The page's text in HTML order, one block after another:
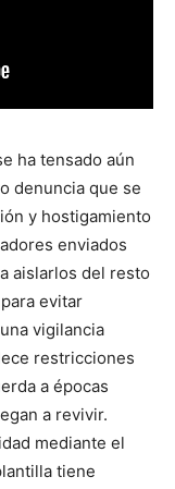
ha tensado aún
denuncia que se
y hostigamiento
enviados
aislarlos del resto
evitar
vigilancia
restricciones
a épocas
a revivir.
mediante el
tiene